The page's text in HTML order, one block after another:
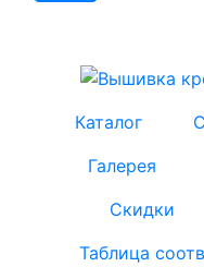
Каталог
Галерея
Скидки
Таблица